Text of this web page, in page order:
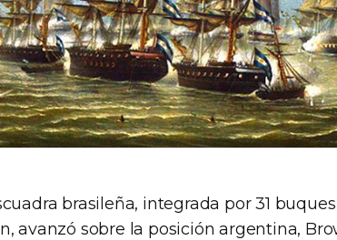
brasileña, integrada por 31
avanzó sobre la posición argentina,